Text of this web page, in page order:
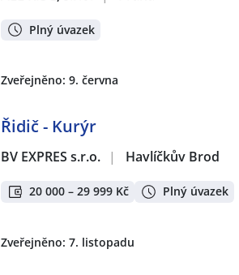
Plný úvazek
Zveřejněno: 9. června
Řidič - Kurýr
BV EXPRES s.r.o. | Havlíčkův Brod
20 000 – 29 999 Kč Plný úvazek
Zveřejněno: 7. listopadu